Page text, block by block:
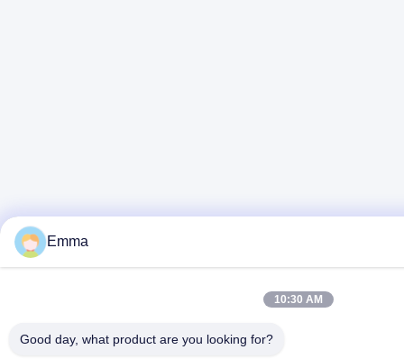
Emma
10:30 AM
Good day, what product are you looking for?